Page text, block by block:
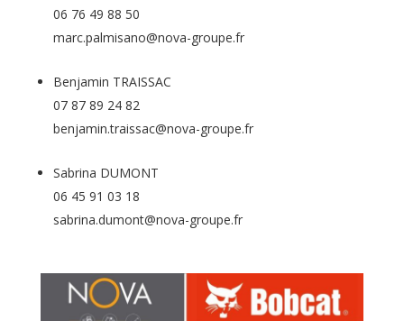
06 76 49 88 50
marc.palmisano@nova-groupe.fr
Benjamin TRAISSAC
07 87 89 24 82
benjamin.traissac@nova-groupe.fr
Sabrina DUMONT
06 45 91 03 18
sabrina.dumont@nova-groupe.fr